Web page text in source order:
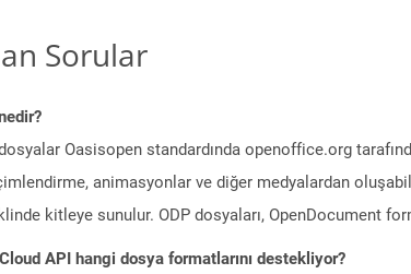
Sorular
dosyalar Oasisopen standardında openoffice.org
animasyonlar ve diğer medyalardan
kitleye sunulur. ODP dosyaları, OpenDocument
API hangi dosya formatlarını destekliyor?